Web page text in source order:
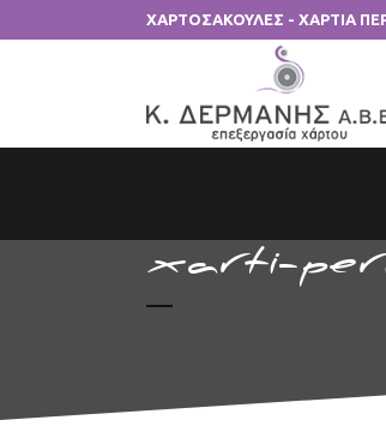
ΧΑΡΤΟΣΑΚΟΥΛΕΣ - ΧΑΡΤΙΑ
xarti-